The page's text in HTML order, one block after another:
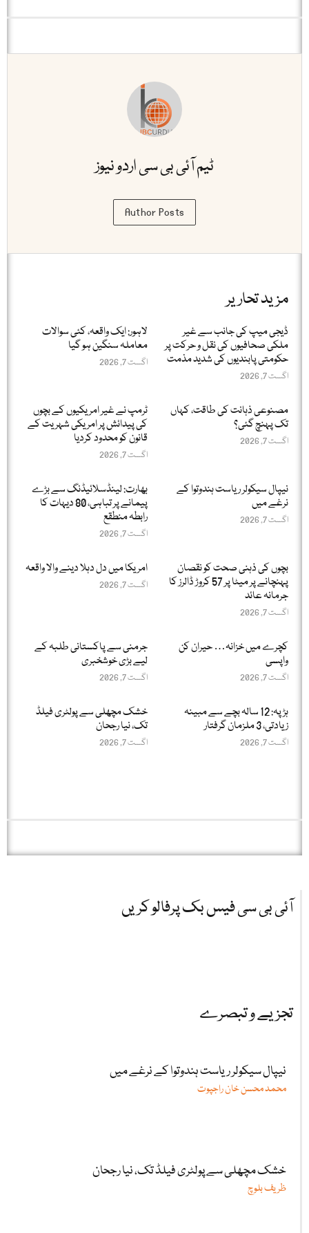
ٹیم آئی بی سی اردو نیوز
Author Posts
مزید تحاریر
ڈیجی میپ کی جانب سے غیر
ملکی صحافیوں کی نقل و حرکت پر
حکومتی پابندیوں کی شدید مذمت
اگست 7, 2026
لاہور: ایک واقعہ، کئی سوالات
معاملہ سنگین ہو گیا
اگست 7, 2026
مصنوعی ذہانت کی طاقت، کہاں
تک پہنچ گئی؟
اگست 7, 2026
ٹرمپ نے غیر امریکیوں کے بچوں
کی پیدائش پر امریکی شہریت کے
قانون کو محدود کردیا
اگست 7, 2026
نیپال سیکولر ریاست ہندوتوا کے
نرغے میں
اگست 7, 2026
بھارت: لینڈسلائیڈنگ سے بڑے
پیمانے پر تباہی، 80 دیہات کا
رابطہ منطقع
اگست 7, 2026
بچوں کی ذہنی صحت کو نقصان
پہنچانے پر میٹا پر 57 کروڑ ڈالرز کا
جرمانہ عائد
اگست 7, 2026
امریکا میں دل دہلا دینے والا واقعہ
اگست 7, 2026
کچرے میں خزانہ… حیران کن
واپسی
اگست 7, 2026
جرمنی سے پاکستانی طلبہ کے
لیے بڑی خوشخبری
اگست 7, 2026
ہڑپہ: 12 سالہ بچے سے مبینہ
زیادتی، 3 ملزمان گرفتار
اگست 7, 2026
خشک مچھلی سے پولٹری فیلڈ
تک، نیا رجحان
اگست 7, 2026
آئی بی سی فیس بک پرفالو کریں
تجزیے و تبصرے
نیپال سیکولر ریاست ہندوتوا کے نرغے میں
محمد محسن خان راجپوت
خشک مچھلی سے پولٹری فیلڈ تک، نیا رجحان
ظریف بلوچ